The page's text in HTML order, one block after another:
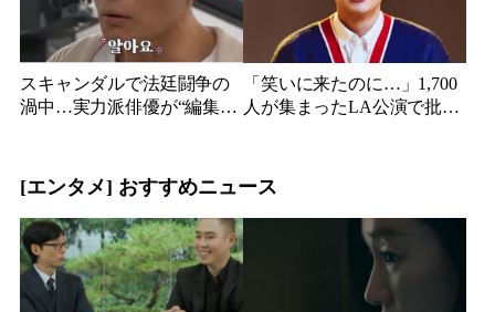
スキャンダルで法廷闘争の
渦中…実力派俳優が“編集な
「笑いに来たのに…」1,700
人が集まったLA公演で批判
[エンタメ] おすすめニュース